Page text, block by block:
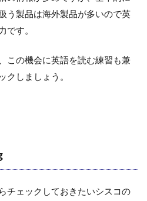
う製品は海外製品が多いので英
です。
この機会に英語を読む練習も兼
クしましょう。
チェックしておきたいシスコの